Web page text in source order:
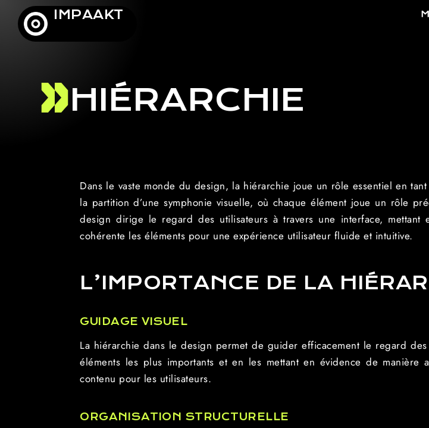
IMPAAKT
HIÉRARCHIE
Dans le vaste monde du design, la hiérarchie joue un rôle essentiel en
la partition d’une symphonie visuelle, où chaque élément joue un rôle
design dirige le regard des utilisateurs à travers une interface,
cohérente les éléments pour une expérience utilisateur fluide et intuitive.
L’IMPORTANCE DE LA
GUIDAGE VISUEL
La hiérarchie dans le design permet de guider efficacement le regard
éléments les plus importants et en les mettant en évidence de
contenu pour les utilisateurs.
ORGANISATION STRUCTURELLE